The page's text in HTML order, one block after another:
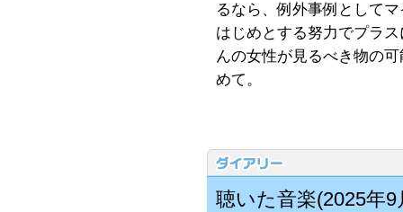
るなら、例外事例として
はじめとする努力でプラ
んの女性が見るべき物の
めて。
聴いた音楽(2025年